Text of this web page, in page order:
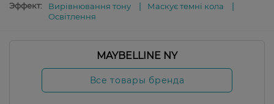
Эффект:
Вирівнювання тону
Маскує темні кола
Освітлення
MAYBELLINE NY
Все товары бренда